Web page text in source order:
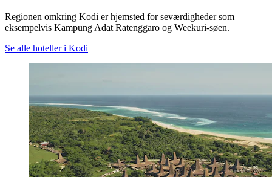
Regionen omkring Kodi er hjemsted for seværdigheder som
eksempelvis Kampung Adat Ratenggaro og Weekuri-søen.
Se alle hoteller i Kodi